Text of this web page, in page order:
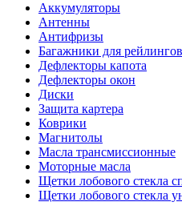
Аккумуляторы
Антенны
Антифризы
Багажники для рейлингов
Дефлекторы капота
Дефлекторы окон
Диски
Защита картера
Коврики
Магнитолы
Масла трансмиссионные
Моторные масла
Щетки лобового стекла
Щетки лобового стекла